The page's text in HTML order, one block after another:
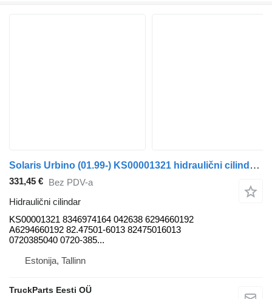
Solaris Urbino (01.99-) KS00001321 hidraulični cilindar za Solaris Urbino, Alpino, Vacanza (1999-) autobusa
331,45 € Bez PDV-a
Hidraulični cilindar
KS00001321 8346974164 042638 6294660192
A6294660192 82.47501-6013 82475016013
0720385040 0720-385...
Estonija, Tallinn
TruckParts Eesti OÜ